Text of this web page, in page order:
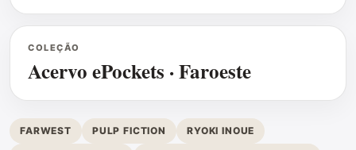
COLEÇÃO
Acervo ePockets · Faroeste
FARWEST PULP FICTION RYOKI INOUE